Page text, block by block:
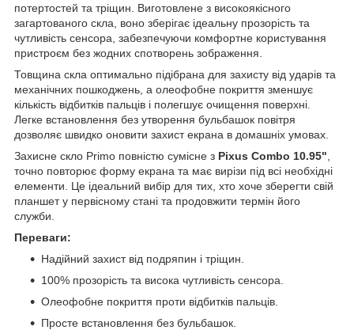
потертостей та тріщин. Виготовлене з високоякісного
загартованого скла, воно зберігає ідеальну прозорість та
чутливість сенсора, забезпечуючи комфортне користування
пристроєм без жодних спотворень зображення.
Товщина скла оптимально підібрана для захисту від ударів та
механічних пошкоджень, а олеофобне покриття зменшує
кількість відбитків пальців і полегшує очищення поверхні.
Легке встановлення без утворення бульбашок повітря
дозволяє швидко оновити захист екрана в домашніх умовах.
Захисне скло Primo повністю сумісне з Pixus Combo 10.95"
точно повторює форму екрана та має вирізи під всі необхідні
елементи. Це ідеальний вибір для тих, хто хоче зберегти свій
планшет у первісному стані та продовжити термін його
служби.
Переваги:
Надійний захист від подряпин і тріщин.
100% прозорість та висока чутливість сенсора.
Олеофобне покриття проти відбитків пальців.
Просте встановлення без бульбашок.